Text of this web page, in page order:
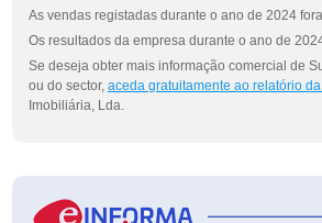
As vendas registadas durante o ano de 2024
Os resultados da empresa durante o ano de
Se deseja obter mais informação comercial de
ou do sector, aceda gratuitamente ao relatório
Imobiliária, Lda.